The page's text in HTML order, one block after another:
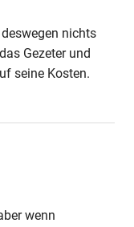
nichts
Gezeter und
seine Kosten.
wenn